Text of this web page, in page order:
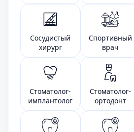
Сосудистый
хирург
Спортивный
врач
Стоматолог-
имплантолог
Стоматолог-
ортодонт